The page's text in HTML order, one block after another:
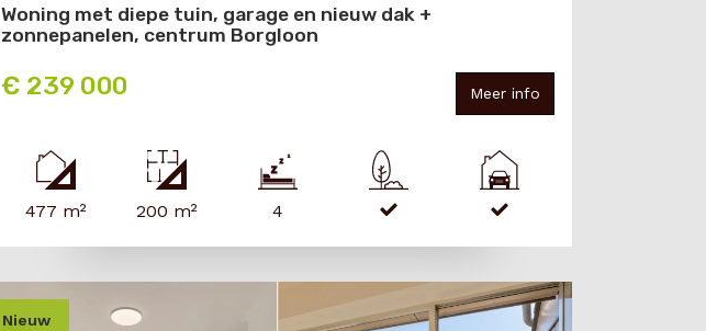
Woning met diepe tuin, garage en nieuw dak +
zonnepanelen, centrum Borgloon
€ 239 000 Meer info
477 m² 200 m² 4
nieuw